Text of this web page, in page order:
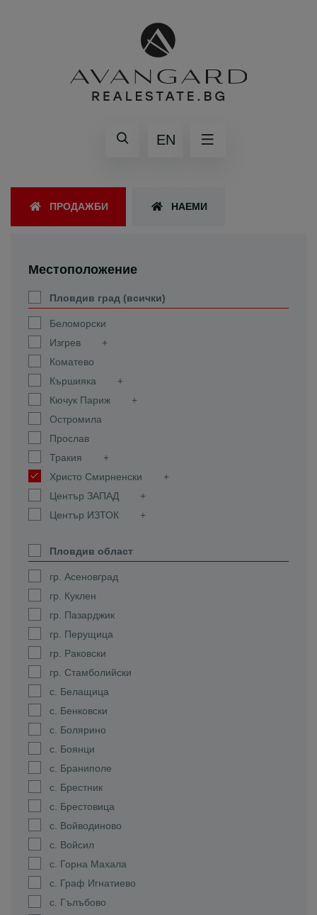
EN
ПРОДАЖБИ НАЕМИ
Местоположение
Пловдив град (всички)
Беломорски
Изгрев
Коматево
Кършияка
Кючук Париж
Остромила
Прослав
Тракия
Христо Смирненски
Център ЗАПАД
Център ИЗТОК
Пловдив област
гр. Асеновград
гр. Куклен
гр. Пазарджик
гр. Перущица
гр. Раковски
гр. Стамболийски
с. Белащица
с. Бенковски
с. Болярино
с. Боянци
с. Браниполе
с. Брестник
с. Брестовица
с. Войводиново
с. Войсил
с. Горна Махала
с. Граф Игнатиево
с. Гълъбово